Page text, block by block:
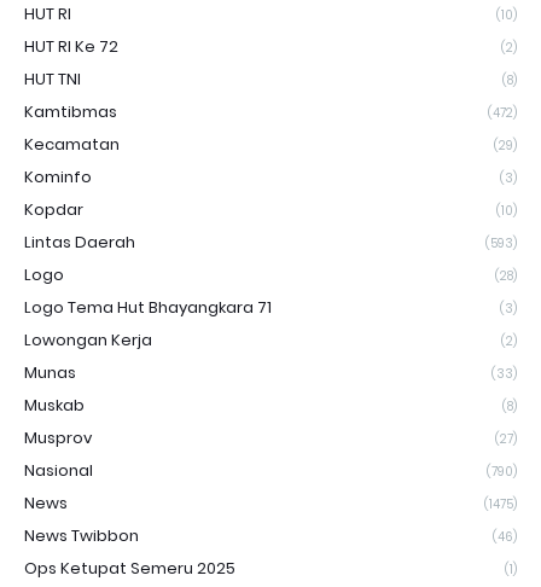
HUT RI (10)
HUT RI Ke 72 (2)
HUT TNI (8)
Kamtibmas (472)
Kecamatan (29)
Kominfo (3)
Kopdar (10)
Lintas Daerah (593)
Logo (28)
Logo Tema Hut Bhayangkara 71 (3)
Lowongan Kerja (2)
Munas (33)
Muskab (8)
Musprov (27)
Nasional (790)
News (1475)
News Twibbon (46)
Ops Ketupat Semeru 2025 (1)